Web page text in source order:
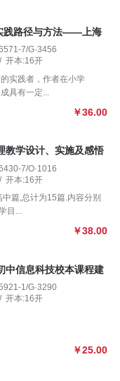
源
关
践路径与方法——上海
7/G·3456
开本:16开
实践者，作者在小学
具有一定...
￥36.00
学设计、实施及感悟
7/O·1016
开本:16开
篇,总计为15篇.内容分别
目...
￥38.00
中信息科技校本课程建
1/G·3290
开本:16开
￥25.00